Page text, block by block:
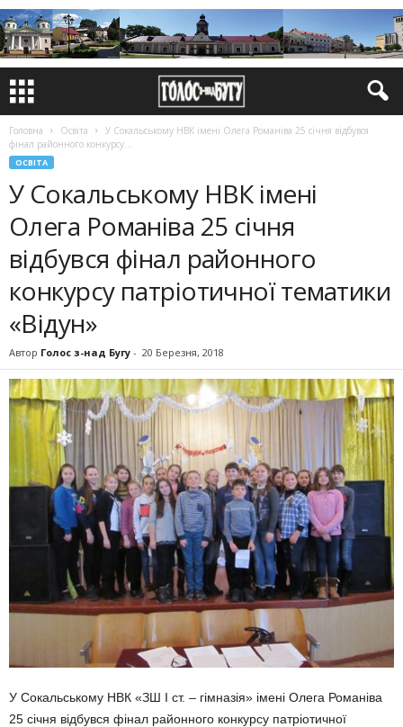
Головна Освіта
У Сокальському НВК імені Олега Романіва 25 січня відбувся
фінал районного конкурсу...
ОСВІТА
У Сокальському НВК імені
Олега Романіва 25 січня
відбувся фінал районного
конкурсу патріотичної тематики
«Відун»
Автор Голос з-над Бугу - 20 Березня, 2018
У Сокальському НВК «ЗШ І ст. – гімназія» імені Олега Романіва
25 січня відбувся фінал районного конкурсу патріотичної